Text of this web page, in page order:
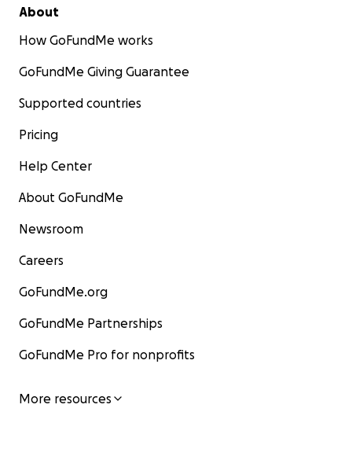
About
How GoFundMe works
GoFundMe Giving Guarantee
Supported countries
Pricing
Help Center
About GoFundMe
Newsroom
Careers
GoFundMe.org
GoFundMe Partnerships
GoFundMe Pro for nonprofits
More resources